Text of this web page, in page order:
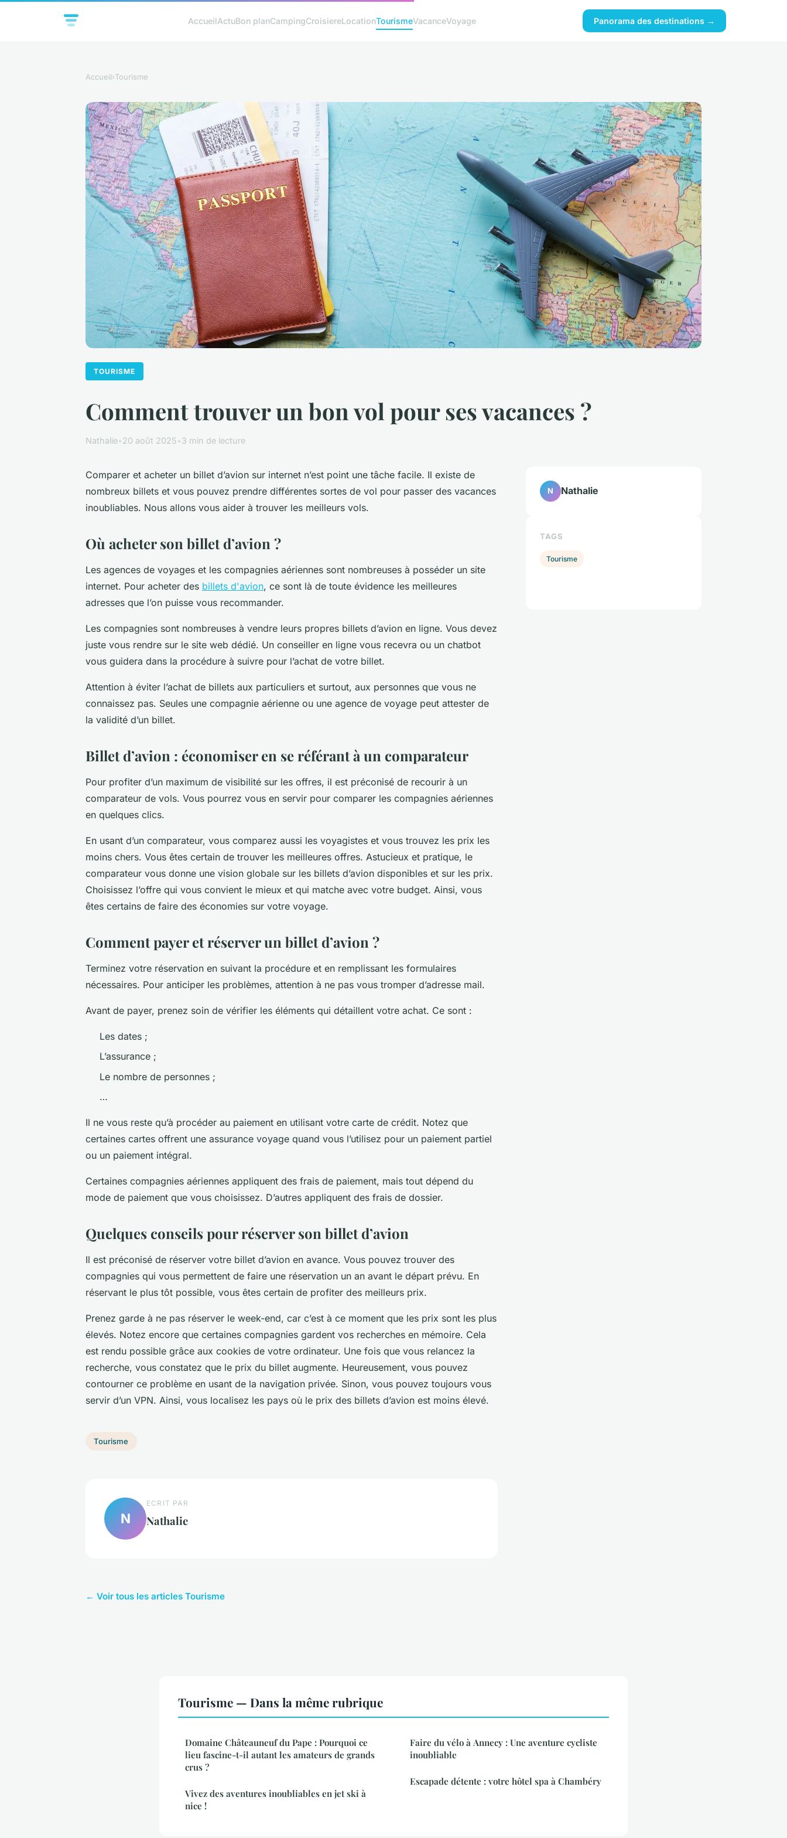
AccueilActuBon planCampingCroisiereLocationTourismeVacanceVoyage Panorama des destinations →
Accueil›Tourisme
TOURISME
Comment trouver un bon vol pour ses vacances ?
Nathalie•20 août 2025•3 min de lecture
Comparer et acheter un billet d’avion sur internet n’est point une tâche facile. Il existe de
nombreux billets et vous pouvez prendre différentes sortes de vol pour passer des vacances
inoubliables. Nous allons vous aider à trouver les meilleurs vols.
Où acheter son billet d’avion ?
Les agences de voyages et les compagnies aériennes sont nombreuses à posséder un site
internet. Pour acheter des billets d'avion, ce sont là de toute évidence les meilleures
adresses que l’on puisse vous recommander.
Les compagnies sont nombreuses à vendre leurs propres billets d’avion en ligne. Vous devez
juste vous rendre sur le site web dédié. Un conseiller en ligne vous recevra ou un chatbot
vous guidera dans la procédure à suivre pour l’achat de votre billet.
Attention à éviter l’achat de billets aux particuliers et surtout, aux personnes que vous ne
connaissez pas. Seules une compagnie aérienne ou une agence de voyage peut attester de
la validité d’un billet.
Billet d’avion : économiser en se référant à un comparateur
Pour profiter d’un maximum de visibilité sur les offres, il est préconisé de recourir à un
comparateur de vols. Vous pourrez vous en servir pour comparer les compagnies aériennes
en quelques clics.
En usant d’un comparateur, vous comparez aussi les voyagistes et vous trouvez les prix les
moins chers. Vous êtes certain de trouver les meilleures offres. Astucieux et pratique, le
comparateur vous donne une vision globale sur les billets d’avion disponibles et sur les prix.
Choisissez l’offre qui vous convient le mieux et qui matche avec votre budget. Ainsi, vous
êtes certains de faire des économies sur votre voyage.
Comment payer et réserver un billet d’avion ?
Terminez votre réservation en suivant la procédure et en remplissant les formulaires
nécessaires. Pour anticiper les problèmes, attention à ne pas vous tromper d’adresse mail.
Avant de payer, prenez soin de vérifier les éléments qui détaillent votre achat. Ce sont :
Les dates ;
L’assurance ;
Le nombre de personnes ;
…
Il ne vous reste qu’à procéder au paiement en utilisant votre carte de crédit. Notez que
certaines cartes offrent une assurance voyage quand vous l’utilisez pour un paiement partiel
ou un paiement intégral.
Certaines compagnies aériennes appliquent des frais de paiement, mais tout dépend du
mode de paiement que vous choisissez. D’autres appliquent des frais de dossier.
Quelques conseils pour réserver son billet d’avion
Il est préconisé de réserver votre billet d’avion en avance. Vous pouvez trouver des
compagnies qui vous permettent de faire une réservation un an avant le départ prévu. En
réservant le plus tôt possible, vous êtes certain de profiter des meilleurs prix.
Prenez garde à ne pas réserver le week-end, car c’est à ce moment que les prix sont les plus
élevés. Notez encore que certaines compagnies gardent vos recherches en mémoire. Cela
est rendu possible grâce aux cookies de votre ordinateur. Une fois que vous relancez la
recherche, vous constatez que le prix du billet augmente. Heureusement, vous pouvez
contourner ce problème en usant de la navigation privée. Sinon, vous pouvez toujours vous
servir d’un VPN. Ainsi, vous localisez les pays où le prix des billets d’avion est moins élevé.
Tourisme
N
ECRIT PAR
Nathalie
← Voir tous les articles Tourisme
N Nathalie
TAGS
Tourisme
Tourisme — Dans la même rubrique
Domaine Châteauneuf du Pape : Pourquoi ce
lieu fascine-t-il autant les amateurs de grands
crus ?
Vivez des aventures inoubliables en jet ski à
nice !
Faire du vélo à Annecy : Une aventure cycliste
inoubliable
Escapade détente : votre hôtel spa à Chambéry